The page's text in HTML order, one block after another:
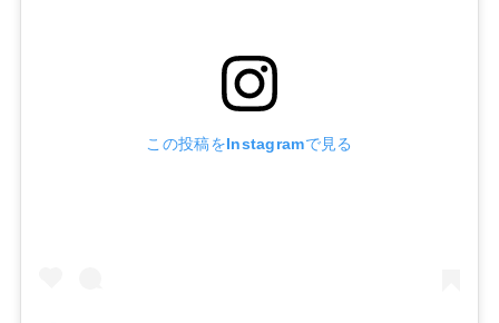
この投稿をInstagramで見る